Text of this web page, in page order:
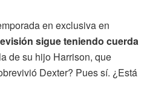
en exclusiva en
sigue teniendo cuerda
de su hijo Harrison, que
Dexter? Pues sí. ¿Está